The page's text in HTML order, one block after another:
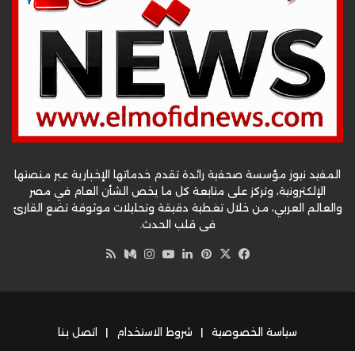
المفيد نيوز مؤسسة صحفية رائدة تقدم خدماتها الإخبارية عبر منصتها
الإلكترونية، وتركز على متابعة كل ما يخص الشأن العام في مصر
والعالم العربي، من خلال تغطية دقيقة وتحليلات موثوقة تضع القارئ
في قلب الحدث.
فيسبوك
‫X بينتيريست
لينكدإن‫YouTube
انستقرام
وسط
سياسة الخصوصية | شروط الاستخدام | اتصل بنا